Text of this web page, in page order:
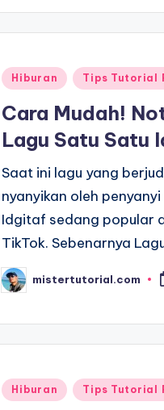
Posted
Hiburan Tips Tutorial
Cara Mudah!
Lagu Satu Satu
Saat ini lagu yang
nyanyikan oleh
Idgitaf sedang popular
TikTok. Sebenarnya
Posted
by
mistertutorial.com
Posted
Hiburan Tips Tutorial